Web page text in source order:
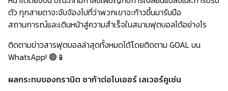
ตัว ทุกสายตาจะจับจ้องไปที่ว่าพวกเขาจะก้าวขึ้นมารับมือ
สถานการณ์และเดินหน้าสู่ความสำเร็จในสนามฟุตบอลได้อย่างไร
ติดตามข่าวสารฟุตบอลล่าสุดทั้งหมดได้โดยติดตาม GOAL บน
WhatsApp! 🟢📱
ผลกระทบของกรานิต ชาก้าต่อไบเออร์ เลเวอร์คูเซ่น